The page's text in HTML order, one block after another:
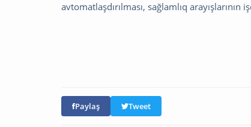
avtomatlaşdırılması, sağlamlıq
Paylaş Tweet